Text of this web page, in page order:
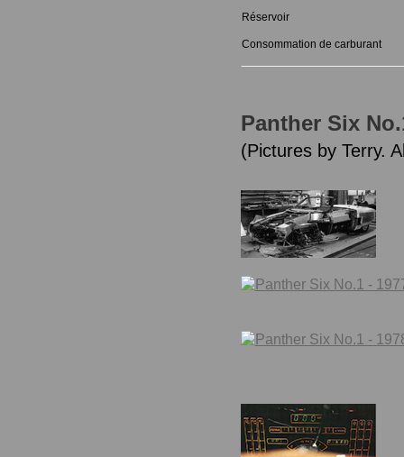
Réservoir
Consommation de carburant
Panther Six
(Pictures by Terry.